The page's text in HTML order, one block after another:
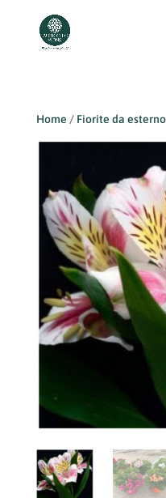
Home / Fiorite da esterno